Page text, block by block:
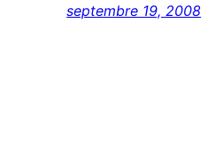
septembre 19, 2008